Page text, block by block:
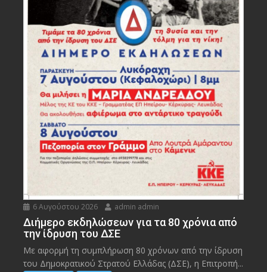
6 Αυγούστου 2026 admin admin
Διήμερο εκδηλώσεων για τα 80 χρόνια από
την ίδρυση του ΔΣΕ
Με αφορμή τη συμπλήρωση 80 χρόνων από την ίδρυση
του Δημοκρατικού Στρατού Ελλάδας (ΔΣΕ), η Επιτροπή...